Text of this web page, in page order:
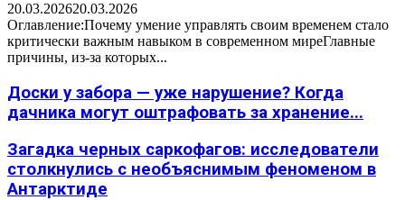
20.03.202620.03.2026
Оглавление:Почему умение управлять своим временем стало
критически важным навыком в современном миреГлавные
причины, из-за которых...
Доски у забора — уже нарушение? Когда
дачника могут оштрафовать за хранение...
Загадка черных саркофагов: исследователи
столкнулись с необъяснимым феноменом в
Антарктиде